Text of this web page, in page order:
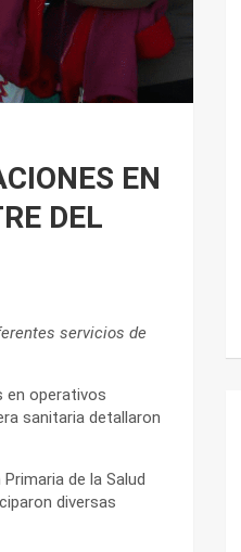
EN
DEL
servicios de
en operativos
sanitaria detallaron
de la Salud
diversas